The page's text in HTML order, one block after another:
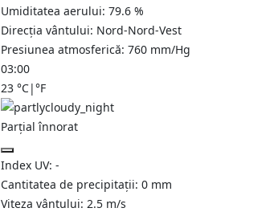
Umiditatea aerului: 79.6 %
Direcția vântului: Nord-Nord-Vest
Presiunea atmosferică: 760 mm/Hg
03:00
23 °C|°F
Parțial înnorat
Index UV: -
Cantitatea de precipitații: 0 mm
Viteza vântului: 2.5 m/s